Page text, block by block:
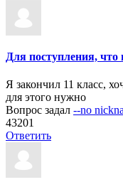
Для поступления, что
Я закончил 11 класс,
для этого нужно
Вопрос задал --no
43201
Ответить